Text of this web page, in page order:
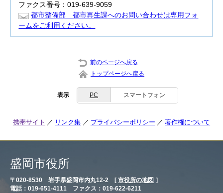
ファクス番号：019-639-9059
都市整備部 都市再生課へのお問い合わせは専用フォ
ームをご利用ください。
前のページへ戻る
トップページへ戻る
表示 PC スマートフォン
携帯サイト リンク集 プライバシーポリシー 著作権について
盛岡市役所
〒020-8530 岩手県盛岡市内丸12-2 [ 市役所の地図 ］
電話：019-651-4111 ファクス：019-622-6211